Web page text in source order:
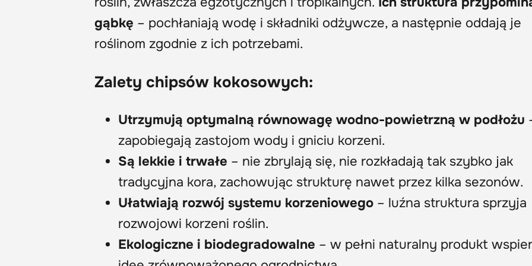
gąbkę – pochłaniają wodę i składniki odżywcze, a następnie oddają je
roślinom zgodnie z ich potrzebami.
Zalety chipsów kokosowych:
Utrzymują optymalną równowagę wodno-powietrzną w podłożu
zapobiegają zastojom wody i gniciu korzeni.
Są lekkie i trwałe – nie zbrylają się, nie rozkładają tak szybko jak
tradycyjna kora, zachowując strukturę nawet przez kilka sezonów.
Ułatwiają rozwój systemu korzeniowego – luźna struktura sprzyja
rozwojowi korzeni roślin.
Ekologiczne i biodegradowalne – w pełni naturalny produkt